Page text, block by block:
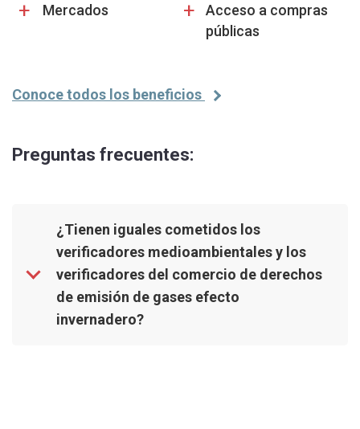
+ Mercados +
Acceso a compras
públicas
Conoce todos los beneficios
Preguntas frecuentes:
¿Tienen iguales cometidos los
verificadores medioambientales y los
verificadores del comercio de derechos
de emisión de gases efecto
invernadero?